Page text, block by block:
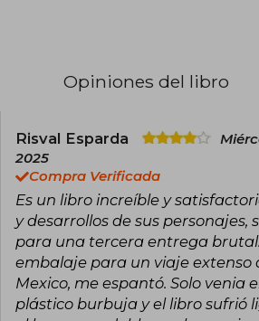
Opiniones del libro
Risval Esparda
2025
Compra Verificada
Es un libro increíble y
y desarrollos de sus personajes,
para una tercera entrega
embalaje para un viaje extenso
Mexico, me espantó. Solo venia
plástico burbuja y el libro sufrió